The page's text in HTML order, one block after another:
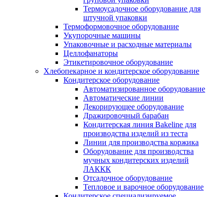
Термоусадочное оборудование для
штучной упаковки
Термоформовочное оборудование
Укупорочные машины
Упаковочные и расходные материалы
Целлофанаторы
Этикетировочное оборудование
Хлебопекарное и кондитерское оборудование
Кондитерское оборудование
Автоматизированное оборудование
Автоматические линии
Декорирующее оборудование
Дражировочный барабан
Кондитерская линия Bakeline для
производства изделий из теста
Линии для производства коржика
Оборудование для производства
мучных кондитерских изделий
ЛАККК
Отсадочное оборудование
Тепловое и варочное оборудование